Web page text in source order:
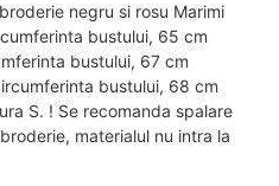
negru si rosu Marimi
bustului, 65 cm
bustului, 67 cm
bustului, 68 cm
S. ! Se recomanda spalare
materialul nu intra la